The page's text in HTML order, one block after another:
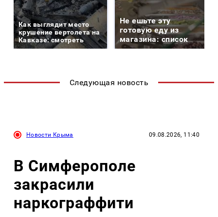
Как выглядит место
крушение вертолета на
Кавказе: смотреть
Не ешьте эту
готовую еду из
магазина: список
Следующая новость
Новости Крыма 09.08.2026, 11:40
В Симферополе
закрасили
наркограффити